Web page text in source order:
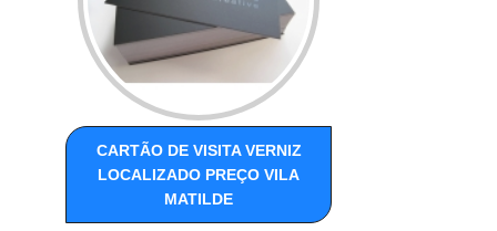
CARTÃO DE VISITA VERNIZ
LOCALIZADO PREÇO VILA
MATILDE